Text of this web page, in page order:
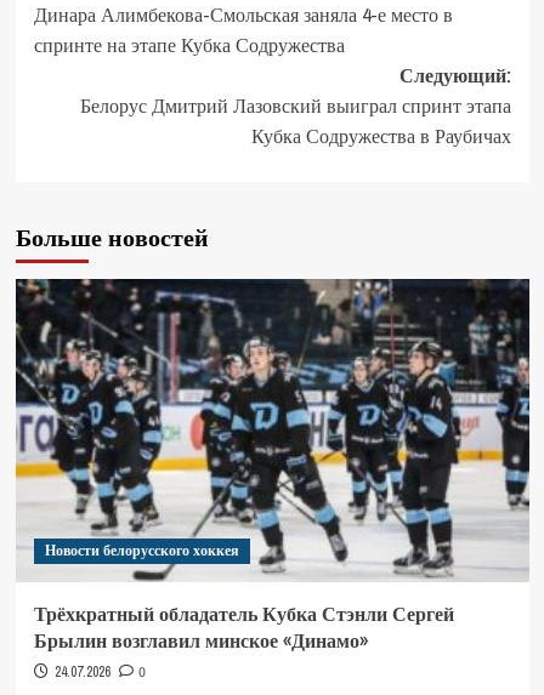
Динара Алимбекова-Смольская заняла 4-е место в
спринте на этапе Кубка Содружества
Следующий:
Белорус Дмитрий Лазовский выиграл спринт этапа
Кубка Содружества в Раубичах
Больше новостей
Новости белорусского хоккея
Трёхкратный обладатель Кубка Стэнли Сергей
Брылин возглавил минское «Динамо»
24.07.2026 0